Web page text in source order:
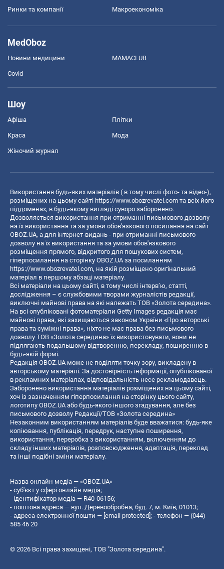
Ринки та компанії Макроекономіка
MedOboz
Новини медицини MAMACLUB
Covid
Шоу
Афіша Плітки
Краса Мода
Жіночий журнал
Використання будь-яких матеріалів ( в тому числі фото- та відео-),
розміщених на цьому сайті https://www.obozrevatel.com та всіх його
піддоменах, в будь-якому вигляді суворо заборонено.
Дозволяється використання при отриманні письмового дозволу
на їх використання та за умови обов'язкового посилання на сайт
OBOZ.UA, а для інтернет-видань - при отриманні письмового
дозволу на їх використання та за умови обов'язкового
розміщення прямого, відкритого для пошукових систем,
гіперпосилання на сторінку OBOZ.UA за посиланням
https://www.obozrevatel.com, на якій розміщено оригінальний
матеріал в першому абзаці матеріалу.
Всі матеріали на цьому сайті, в тому числі інтерв’ю, статті,
дослідження – є службовими творами журналістів редакції,
виключні майнові права на які належать ТОВ «Золота середина».
На всі опубліковані фотоматеріали Getty Images редакція має
майнові права, які захищаються законом України «Про авторські
права та суміжні права», ніхто не має права без письмового
дозволу ТОВ «Золота середина» їх використовувати, вони не
підлягають подальшому відтворенню, перекладу, поширенню в
будь-якій формі.
Редакція OBOZ.UA може не поділяти точку зору, викладену в
авторському матеріалі. За достовірність інформації, опублікованої
в рекламних матеріалах, відповідальність несе рекламодавець.
Заборонено використання матеріалів розміщених на цьому сайті,
хоч із зазначенням гіперпосилання на сторінку цього сайту,
логотипу OBOZ.UA або будь-якого іншого згадування, але без
письмового дозволу Редакції/ТОВ «Золота середина»
Незаконним використанням матеріалів буде вважатися: будь-яке
копiювання, публiкацiя, передрук, наступне поширення,
використання, переробка з використанням, включенням до
складу інших матеріалів, розповсюдження, адаптація, переклад
та інші подібні зміни матеріалу.
Назва онлайн медіа — «OBOZ.UA»
- суб'єкт у сфері онлайн медіа;
- ідентифікатор медіа — R40-06156;
- поштова адреса — вул. Деревообробна, буд. 7, м. Київ, 01013;
- адреса електронної пошти — [email protected] ; - телефон — (044)
585 46 20
© 2026 Всі права захищені, ТОВ "Золота середина".